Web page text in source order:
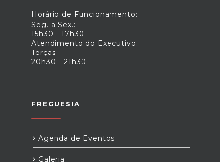
Horário de Funcionamento:
Seg. a Sex.:
15h30 - 17h30
Atendimento do Executivo:
Terças
20h30 - 21h30
FREGUESIA
Agenda de Eventos
Galeria